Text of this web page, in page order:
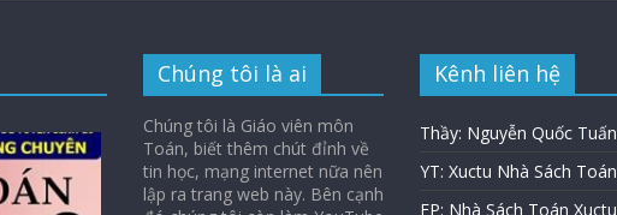
Chúng tôi là ai
Chúng tôi là Giáo viên môn
Toán, biết thêm chút đỉnh về
tin học, mạng internet nữa nên
lập ra trang web này. Bên cạnh
Kênh liên hệ
Thầy: Nguyễn Quốc Tuấn
YT: Xuctu Nhà Sách Toán
FP: Nhà Sách Toán Xuctu